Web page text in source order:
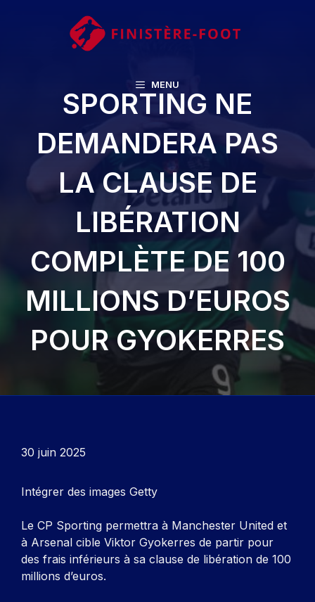
MENU
SPORTING NE
DEMANDERA PAS
LA CLAUSE DE
LIBÉRATION
COMPLÈTE DE 100
MILLIONS D’EUROS
POUR GYOKERRES
30 juin 2025
Intégrer des images Getty
Le CP Sporting permettra à Manchester United et
à Arsenal cible Viktor Gyokerres de partir pour
des frais inférieurs à sa clause de libération de 100
millions d’euros.